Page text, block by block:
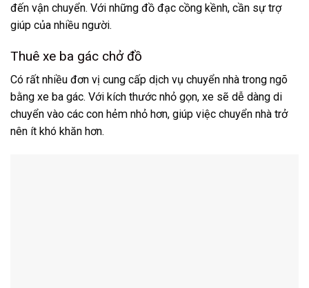
đến vận chuyển. Với những đồ đạc cồng kềnh, cần sự trợ
giúp của nhiều người.
Thuê xe ba gác chở đồ
Có rất nhiều đơn vị cung cấp dịch vụ chuyển nhà trong ngõ
bằng xe ba gác. Với kích thước nhỏ gọn, xe sẽ dễ dàng di
chuyển vào các con hẻm nhỏ hơn, giúp việc chuyển nhà trở
nên ít khó khăn hơn.